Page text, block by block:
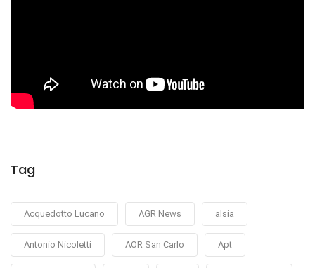
Tag
Acquedotto Lucano AGR News alsia
Antonio Nicoletti AOR San Carlo Apt